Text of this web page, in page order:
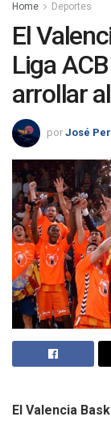
Home Deportes
El
Liga
arrollar
por José
El Valencia